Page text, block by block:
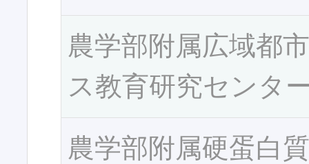
農学部附属広域都
ス教育研究センタ
農学部附属硬蛋白